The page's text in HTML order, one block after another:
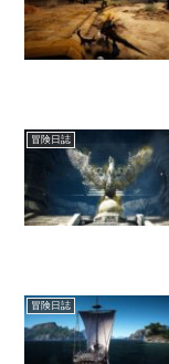
冒険日誌
冒険日誌